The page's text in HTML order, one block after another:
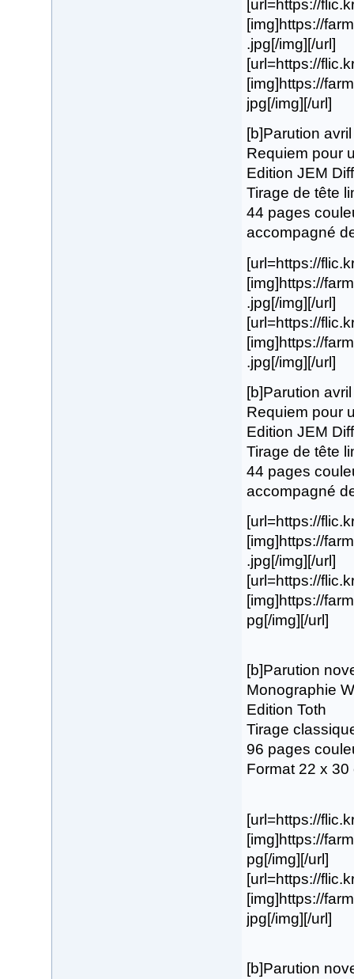
[url=https://
[img]https://
.jpg[/img][/url]
[url=https://
[img]https://
jpg[/img][/url]
[b]Parution
Requiem pour
Edition JEM
Tirage de tête
44 pages
accompagné
[url=https://
[img]https://
.jpg[/img][/url]
[url=https://
[img]https://
.jpg[/img][/url]
[b]Parution
Requiem pour
Edition JEM
Tirage de tête
44 pages
accompagné
[url=https://
[img]https://
.jpg[/img][/url]
[url=https://
[img]https://
pg[/img][/url]
[b]Parution
Monographie
Edition Toth
Tirage
96 pages
Format 22 x 30
[url=https://
[img]https://
pg[/img][/url]
[url=https://
[img]https://
jpg[/img][/url]
[b]Parution